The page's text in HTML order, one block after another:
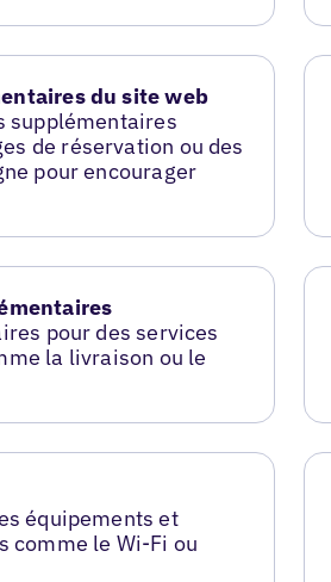
du site web
supplémentaires
de réservation ou des
pour encourager
pour des services
la livraison ou le
équipements et
comme le Wi-Fi ou